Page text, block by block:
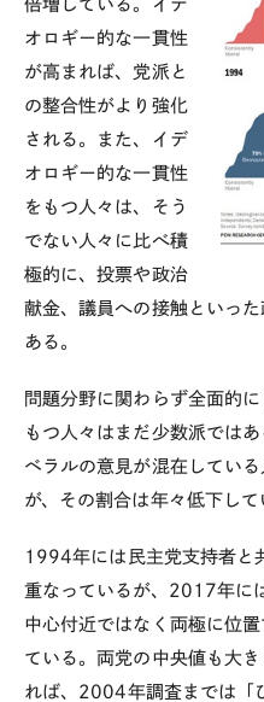
倍増している。
イデ
オロギー的な一貫性
が高まれば、党派と
の整合性がより強化
される。また、イデ
オロギー的な一貫性
をもつ人々は、そう
でない人々に比べ積
極的に、投票や政治
献金、議員への接触といっ
ある。
問題分野に関わらず全面的
もつ人々はまだ少数派では
ベラルの意見が混在してい
が、その割合は年々低下して
1994年には民主党支持者と
重なっているが、2017年に
中心付近ではなく両極に位
ている。両党の中央値も大
れば、2004年調査までは「